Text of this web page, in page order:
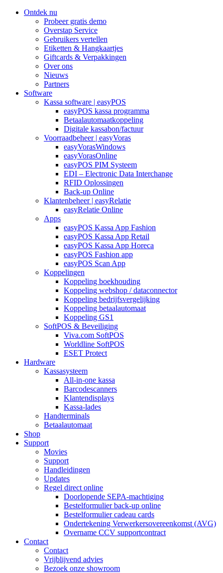
Ontdek nu
Probeer gratis demo
Overstap Service
Gebruikers vertellen
Etiketten & Hangkaartjes
Giftcards & Verpakkingen
Over ons
Nieuws
Partners
Software
Kassa software | easyPOS
easyPOS kassa programma
Betaalautomaatkoppeling
Digitale kassabon/factuur
Voorraadbeheer | easyVoras
easyVorasWindows
easyVorasOnline
easyPOS PIM Systeem
EDI – Electronic Data Interchange
RFID Oplossingen
Back-up Online
Klantenbeheer | easyRelatie
easyRelatie Online
Apps
easyPOS Kassa App Fashion
easyPOS Kassa App Retail
easyPOS Kassa App Horeca
easyPOS Fashion app
easyPOS Scan App
Koppelingen
Koppeling boekhouding
Koppeling webshop / dataconnector
Koppeling bedrijfsvergelijking
Koppeling betaalautomaat
Koppeling GS1
SoftPOS & Beveiliging
Viva.com SoftPOS
Worldline SoftPOS
ESET Protect
Hardware
Kassasysteem
All-in-one kassa
Barcodescanners
Klantendisplays
Kassa-lades
Handterminals
Betaalautomaat
Shop
Support
Movies
Support
Handleidingen
Updates
Regel direct online
Doorlopende SEPA-machtiging
Bestelformulier back-up online
Bestelformulier cadeau cards
Ondertekening Verwerkersovereenkomst (AVG)
Overname CCV supportcontract
Contact
Contact
Vrijblijvend advies
Bezoek onze showroom